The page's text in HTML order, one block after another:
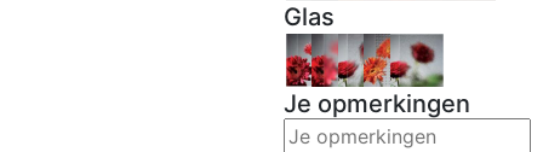
Glas
Je opmerkingen